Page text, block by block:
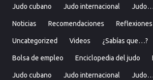
Judo cubano Judo internacional
Noticias Recomendaciones Reflexiones
Uncategorized Videos ¿Sabías que…?
Bolsa de empleo Enciclopedia del judo
Judo cubano Judo internacional